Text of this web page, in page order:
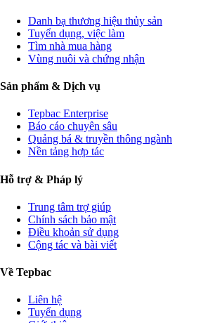
Danh bạ thương hiệu thủy sản
Tuyển dụng, việc làm
Tìm nhà mua hàng
Vùng nuôi và chứng nhận
Sản phẩm & Dịch vụ
Tepbac Enterprise
Báo cáo chuyên sâu
Quảng bá & truyền thông ngành
Nền tảng hợp tác
Hỗ trợ & Pháp lý
Trung tâm trợ giúp
Chính sách bảo mật
Điều khoản sử dụng
Cộng tác và bài viết
Về Tepbac
Liên hệ
Tuyển dụng